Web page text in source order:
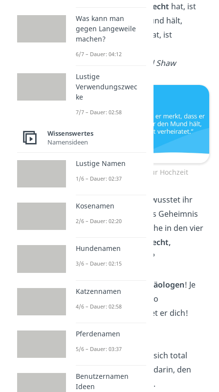
unrecht hat, ist
weise. Wer den Mund hält,
obwohl erRecht
hat, ist
George Bernard Shaw
Lustige Sprüche zur Hochzeit
Liebes Brautpaar, wusstet ihr
eigentlich, dass das Geheimnis
einer glücklichen Ehe in den vier
Du hast recht,
“ besteht?
Archäologen! Je
älter du wirst, umso
interessanter findet er dich!
Ehe ist, wenn man sich total
verliebt. Und zwar darin, den
anderen zu
.
Was kann man
gegen Langeweile
machen?
6/7 – Dauer: 04:12
Lustige
Verwendungszwec
ke
7/7 – Dauer: 02:58
Wissenswertes
Namensideen
Lustige Namen
1/6 – Dauer: 02:37
Kosenamen
2/6 – Dauer: 02:20
Hundenamen
3/6 – Dauer: 02:15
Katzennamen
4/6 – Dauer: 02:58
Pferdenamen
5/6 – Dauer: 03:37
Benutzernamen
Ideen